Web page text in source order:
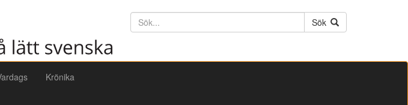
Söktext
Sök
Krönika